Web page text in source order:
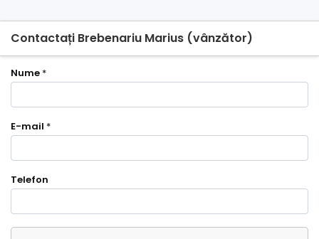
Contactați Brebenariu Marius (vânzător)
Nume *
E-mail *
Telefon